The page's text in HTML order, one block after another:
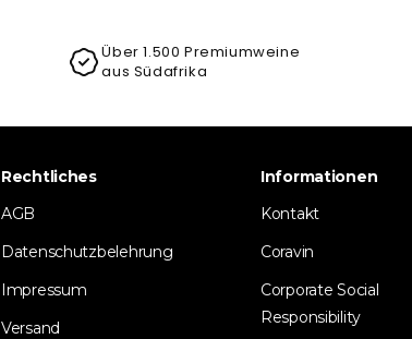
Über 1.500 Premiumweine
aus Südafrika
Rechtliches
AGB
Datenschutzbelehrung
Impressum
Versand
Informationen
Kontakt
Coravin
Corporate Social
Responsibility